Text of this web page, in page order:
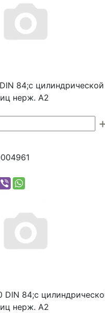
84;с
нерж. А2
DIN 84;с
нерж. А2